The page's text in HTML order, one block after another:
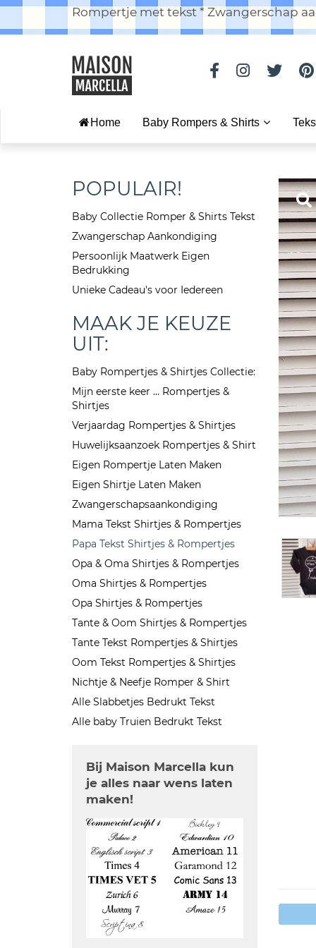
Rompertje met tekst * Zwangerschap
Home Baby Rompers & Shirts
POPULAIR!
Baby Collectie Romper & Shirts Tekst
Zwangerschap Aankondiging
Persoonlijk Maatwerk Eigen
Bedrukking
Unieke Cadeau's voor Iedereen
MAAK JE KEUZE
UIT:
Baby Rompertjes & Shirtjes Collectie:
Mijn eerste keer ... Rompertjes &
Shirtjes
Verjaardag Rompertjes & Shirtjes
Huwelijksaanzoek Rompertjes & Shirt
Eigen Rompertje Laten Maken
Eigen Shirtje Laten Maken
Zwangerschapsaankondiging
Mama Tekst Shirtjes & Rompertjes
Papa Tekst Shirtjes & Rompertjes
Opa & Oma Shirtjes & Rompertjes
Oma Shirtjes & Rompertjes
Opa Shirtjes & Rompertjes
Tante & Oom Shirtjes & Rompertjes
Tante Tekst Rompertjes & Shirtjes
Oom Tekst Rompertjes & Shirtjes
Nichtje & Neefje Romper & Shirt
Alle Slabbetjes Bedrukt Tekst
Alle baby Truien Bedrukt Tekst
Bij Maison Marcella kun
je alles naar wens laten
maken!